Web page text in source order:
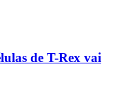
de T-Rex vai